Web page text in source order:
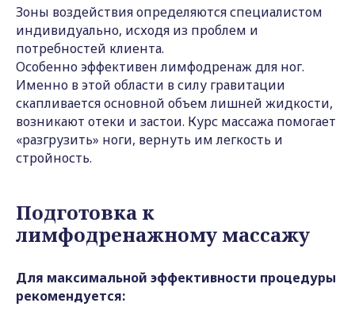
Зоны воздействия определяются специалистом
индивидуально, исходя из проблем и
потребностей клиента.
Особенно эффективен лимфодренаж для ног.
Именно в этой области в силу гравитации
скапливается основной объем лишней жидкости,
возникают отеки и застои. Курс массажа помогает
«разгрузить» ноги, вернуть им легкость и
стройность.
Подготовка к
лимфодренажному массажу
Для максимальной эффективности процедуры
рекомендуется: